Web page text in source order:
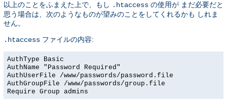
以上のことをふまえた上で、もし .htaccess の使用が まだ必要だと
思う場合は、次のようなものが望みのことをしてくれるかも しれま
せん。
.htaccess ファイルの内容:
AuthType Basic
AuthName "Password Required"
AuthUserFile /www/passwords/password.file
AuthGroupFile /www/passwords/group.file
Require Group admins